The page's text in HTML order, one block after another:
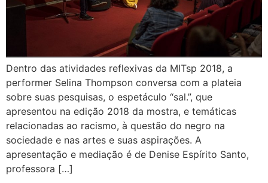
Dentro das atividades reflexivas da MITsp 2018, a
performer Selina Thompson conversa com a plateia
sobre suas pesquisas, o espetáculo “sal.”, que
apresentou na edição 2018 da mostra, e temáticas
relacionadas ao racismo, à questão do negro na
sociedade e nas artes e suas aspirações. A
apresentação e mediação é de Denise Espírito Santo,
professora […]